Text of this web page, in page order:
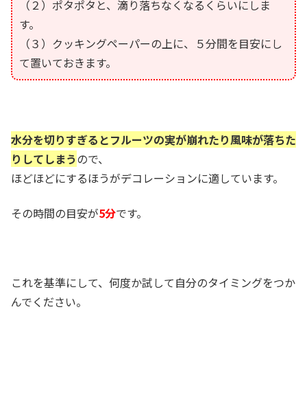
（２）ポタポタと、滴り落ちなくなるくらいにしま
す。
（３）クッキングペーパーの上に、５分間を目安にし
て置いておきます。
水分を切りすぎるとフルーツの実が崩れたり風味が落ちた
りしてしまうので、
ほどほどにするほうがデコレーションに適しています。
その時間の目安が5分です。
これを基準にして、何度か試して自分のタイミングをつか
んでください。